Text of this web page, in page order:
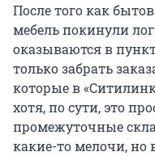
После того как
мебель покинули
оказываются в
только забрать
которые в
хотя, по сути, это
промежуточные
какие-то мелочи, но